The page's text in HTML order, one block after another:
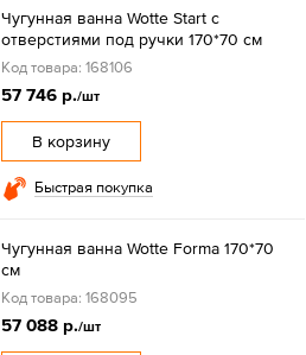
Чугунная ванна Wotte Start с
отверстиями под ручки 170*70 см
Код товара: 168106
57 746 р./шт
В корзину
Быстрая покупка
Чугунная ванна Wotte Forma 170*70
см
Код товара: 168095
57 088 р./шт